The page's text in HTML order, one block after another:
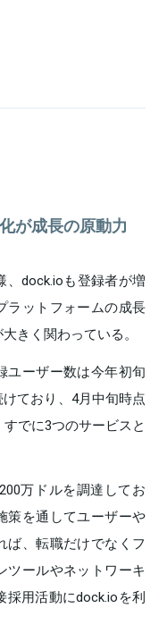
が成長の原動力
、dock.ioも登録者が増
ラットフォームの成長
きく関わっている。
ユーザー数は今年初旬
ており、4月中旬時点
でに3つのサービスと
万ドルを調達してお
策を通してユーザーや
ば、転職だけでなくフ
ツールやネットワーキ
採用活動にdock.ioを利